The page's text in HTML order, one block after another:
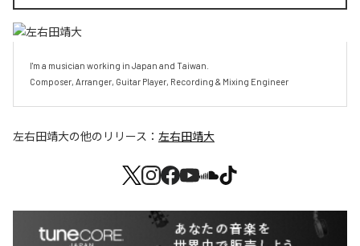
I'm a musician working in Japan and Taiwan.
Composer, Arranger, Guitar Player, Recording & Mixing Engineer
左右田靖大の他のリリース： 左右田靖大